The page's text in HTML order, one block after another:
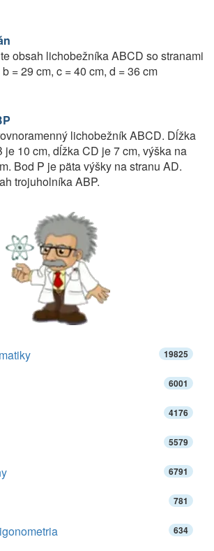
obsah lichobežníka ABCD so stranami
= 29 cm, c = 40 cm, d = 36 cm
lichobežník ABCD. Dĺžka
je 10 cm, dĺžka CD je 7 cm, výška na
Bod P je päta výšky na stranu AD.
trojuholníka ABP.
19825
6001
4176
5579
6791
781
634